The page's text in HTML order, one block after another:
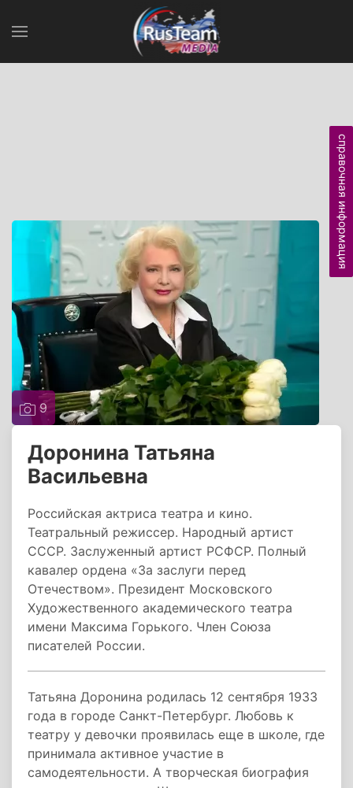
9
Доронина Татьяна
Васильевна
Российская актриса театра и кино.
Театральный режиссер. Народный артист
СССР. Заслуженный артист РСФСР. Полный
кавалер ордена «За заслуги перед
Отечеством». Президент Московского
Художественного академического театра
имени Максима Горького. Член Союза
писателей России.
Татьяна Доронина родилась 12 сентября 1933
года в городе Санкт-Петербург. Любовь к
театру у девочки проявилась еще в школе, где
принимала активное участие в
самодеятельности. А творческая биография
справочная информация